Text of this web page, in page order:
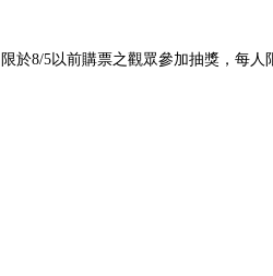
於8/5以前購票之觀眾參加抽獎，每人